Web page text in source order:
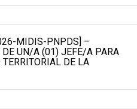
MIDIS-PNPDS] –
DE UN/A (01) JEFE/A PARA
DE LA